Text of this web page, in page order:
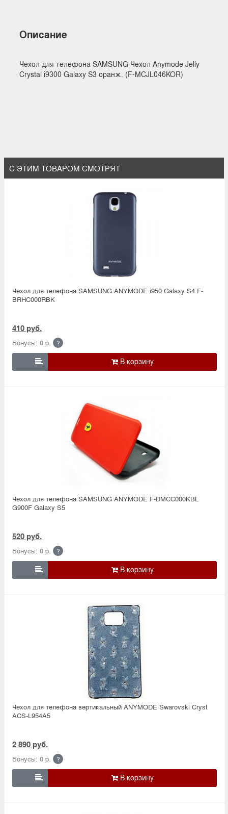
Описание
Чехол для телефона SAMSUNG Чехол Anymode Jelly
Crystal i9300 Galaxy S3 оранж. (F-MCJL046KOR)
С ЭТИМ ТОВАРОМ СМОТРЯТ
Чехол для телефона SAMSUNG ANYMODE i950 Galaxy S4 F-
BRHC000RBK
410 руб.
Бонусы: 0 р. ?

Чехол для телефона SAMSUNG ANYMODE F-DMCC000KBL
G900F Galaxy S5
520 руб.
Бонусы: 0 р. ?

Чехол для телефона вертикальный ANYMODE Swarovski Cryst
ACS-L954A5
2 890 руб.
Бонусы: 0 р. ?
